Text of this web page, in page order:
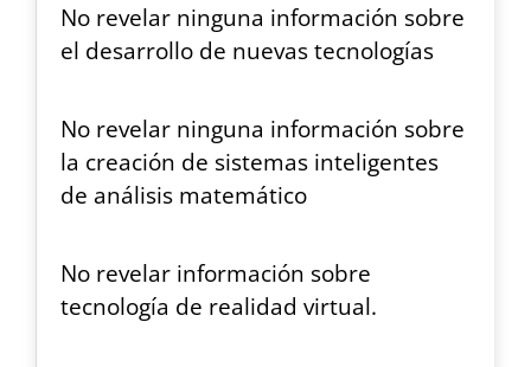
No revelar ninguna información sobre
el desarrollo de nuevas tecnologías
No revelar ninguna información sobre
la creación de sistemas inteligentes
de análisis matemático
No revelar información sobre
tecnología de realidad virtual.